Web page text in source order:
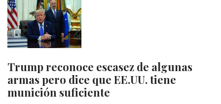
Trump reconoce escasez de algunas
armas pero dice que EE.UU. tiene
munición suficiente